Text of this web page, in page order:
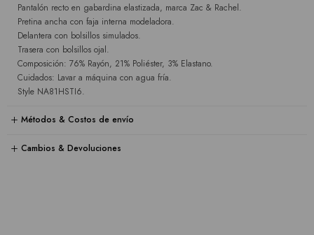
Pantalón recto en gabardina elastizada, marca Zac & Rachel.
Pretina ancha con faja interna modeladora.
Delantera con bolsillos simulados.
Trasera con bolsillos ojal.
Composición: 76% Rayón, 21% Poliéster, 3% Elastano.
Cuidados: Lavar a máquina con agua fría.
Style NA81HSTI6.
Métodos & Costos de envío
Cambios & Devoluciones